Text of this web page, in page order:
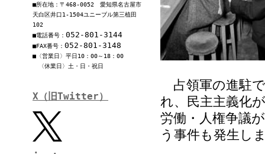
■所在地：〒468-0052 愛知県名古屋市
天白区井口1-1504ユニーブル第三植田
102
■電話番号： 052-801-3144
■FAX番号： 052-801-3148
■〈営業日〉平日10：00～18：00
〈休業日〉土・日・祝日
X（旧Twitter）
占領軍の進駐
れ、民主主義化
労働・人権争議
う事件も発生し